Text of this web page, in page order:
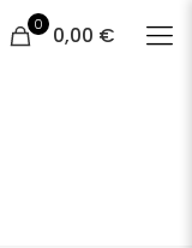
0 0,00 €